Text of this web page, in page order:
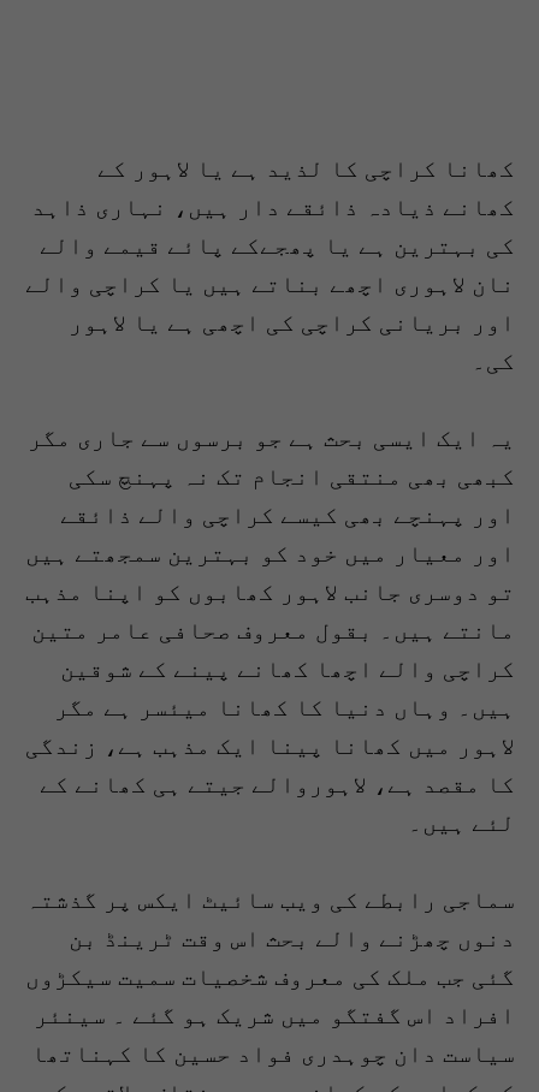
کھانا کراچی کا لذید ہے یا لاہور کے
کھانے ذیادہ ذائقے دار ہیں، نہاری ذاہد
کی بہترین ہے یا پھجےکے پائے قیمے والے
نان لاہوری اچھے بناتے ہیں یا کراچی والے
اور بریانی کراچی کی اچھی ہے یا لاہور
کی۔
یہ ایک ایسی بحث ہے جو برسوں سے جاری مگر
کبھی بھی منتقی انجام تک نہ پہنچ سکی
اور پہنچے بھی کیسے کراچی والے ذائقے
اور معیار میں خود کو بہترین سمجھتے ہیں
تو دوسری جانب لاہور کھابوں کو اپنا مذہب
مانتے ہیں۔ بقول معروف صحافی عامر متین
کراچی والے اچھا کھانے پینے کے شوقین
ہیں۔ وہاں دنیا کا کھانا میئسر ہے مگر
لاہور میں کھانا پینا ایک مذہب ہے، زندگی
کا مقصد ہے، لاہوروالے جیتے ہی کھانے کے
لئے ہیں۔
سماجی رابطے کی ویب سائیٹ ایکس پر گذشتہ
دنوں چھڑنے والے بحث اس وقت ٹرینڈ بن
گئی جب ملک کی معروف شخصیات سمیت سیکڑوں
افراد اس گفتگو میں شریک ہو گئے ۔ سینئر
سیاست دان چوہدری فواد حسین کا کہناتھا